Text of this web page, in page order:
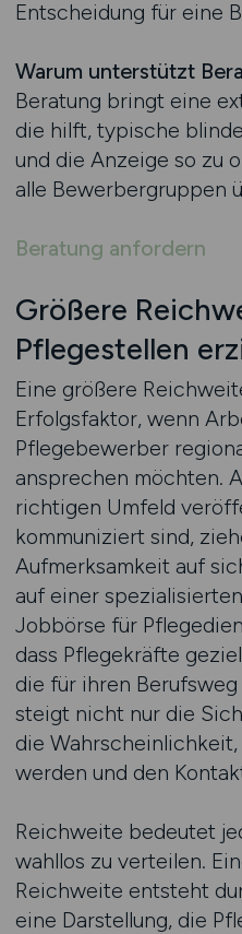
Entscheidung für eine
Warum unterstützt
Beratung bringt eine
die hilft, typische
und die Anzeige so zu
alle Bewerbergruppen
Beratung anfordern
Größere
Pflegestellen
Eine größere
Erfolgsfaktor, wenn
Pflegebewerber
ansprechen möchten.
richtigen Umfeld
kommuniziert sind,
Aufmerksamkeit auf
auf einer
Jobbörse für
dass Pflegekräfte
die für ihren
steigt nicht nur die
die
werden und den
Reichweite bedeutet
wahllos zu verteilen.
Reichweite entsteht
eine Darstellung, die